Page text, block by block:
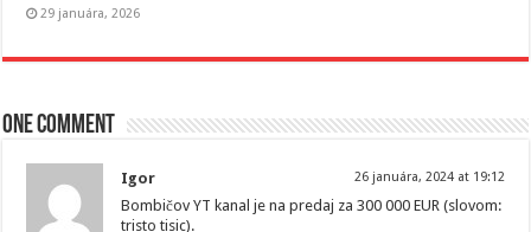
29 januára, 2026
One comment
Igor 26 januára, 2024 at 19:12
Bombičov YT kanal je na predaj za 300 000 EUR (slovom:
tristo tisic).